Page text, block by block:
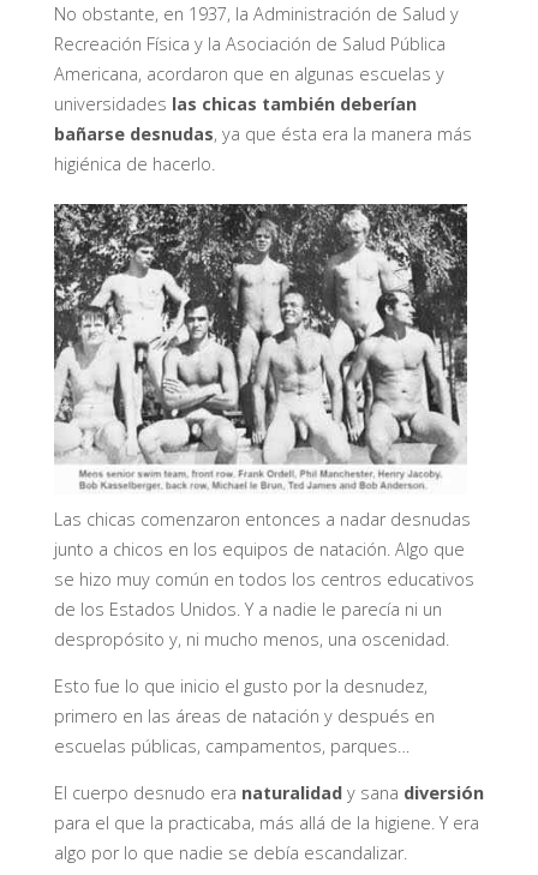
No obstante, en 1937, la Administración de Salud y
Recreación Física y la Asociación de Salud Pública
Americana, acordaron que en algunas escuelas y
universidades las chicas también deberían
bañarse desnudas, ya que ésta era la manera más
higiénica de hacerlo.
Las chicas comenzaron entonces a nadar desnudas
junto a chicos en los equipos de natación. Algo que
se hizo muy común en todos los centros educativos
de los Estados Unidos. Y a nadie le parecía ni un
despropósito y, ni mucho menos, una oscenidad.
Esto fue lo que inicio el gusto por la desnudez,
primero en las áreas de natación y después en
escuelas públicas, campamentos, parques…
El cuerpo desnudo era naturalidady sana diversión
para el que la practicaba, más allá de la higiene. Y era
algo por lo que nadie se debía escandalizar.